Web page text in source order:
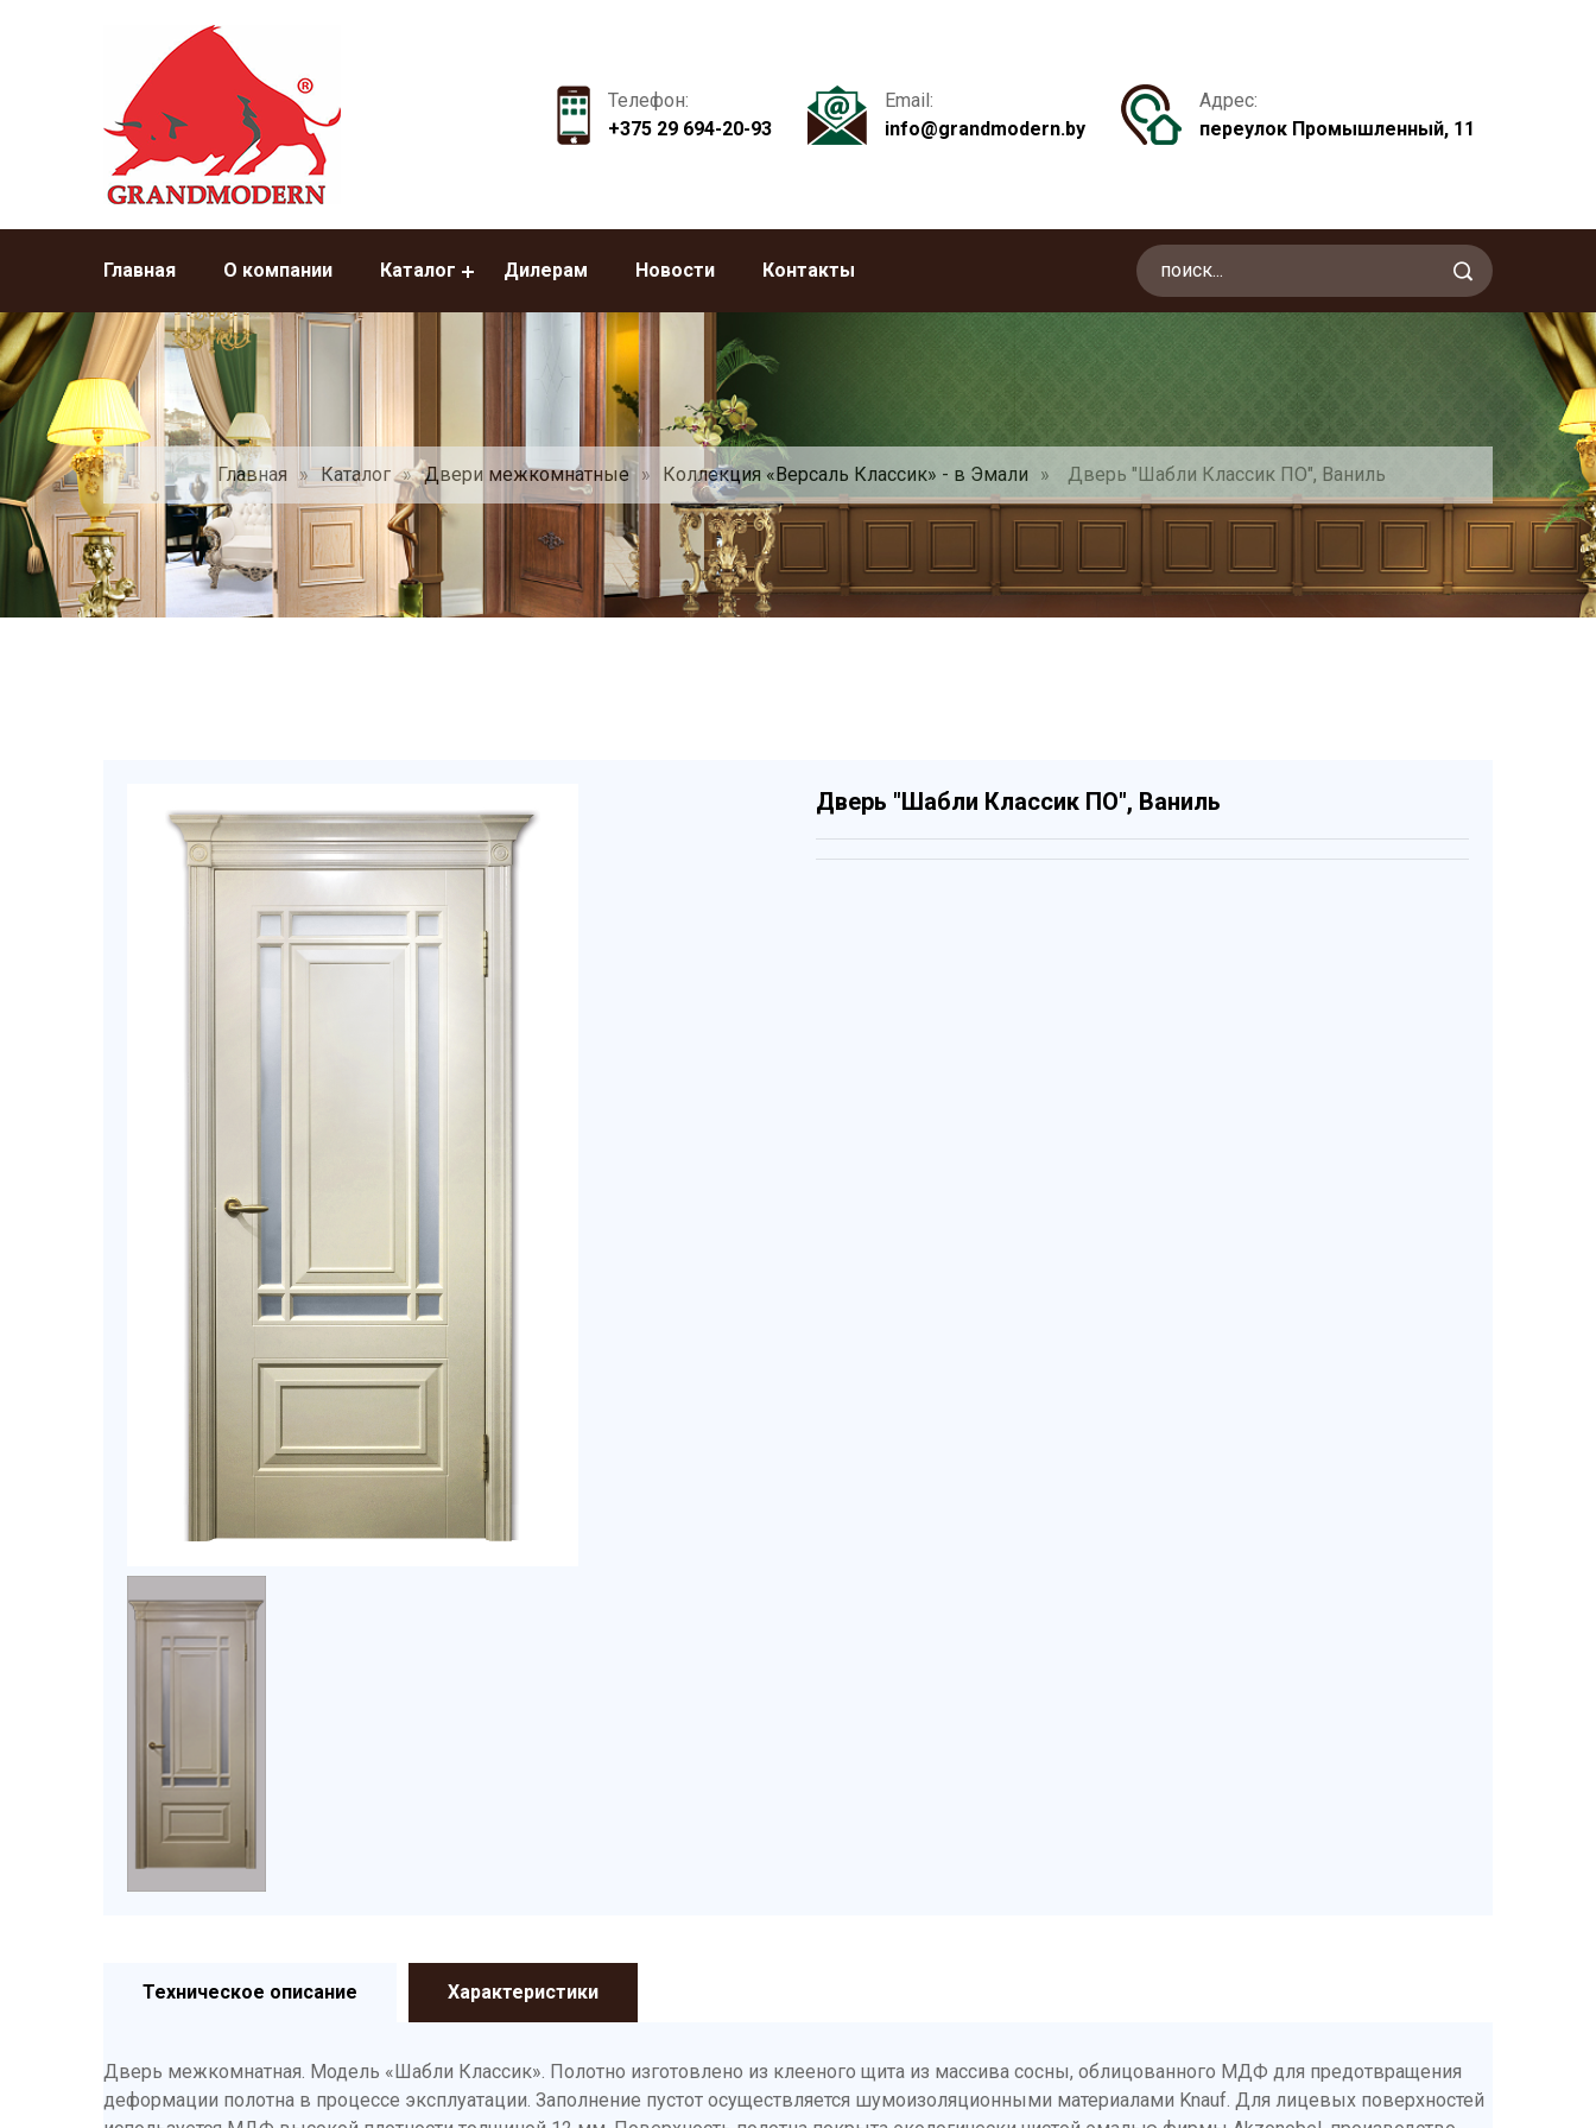
Телефон:
+375 29 694-20-93
Email:
info@grandmodern.by
Адрес:
переулок Промышленный, 11
Главная О компании Каталог Дилерам Новости Контакты
Главная » Каталог » Двери межкомнатные » Коллекция «Версаль Классик» - в Эмали » Дверь "Шабли Классик ПО", Ваниль
Дверь "Шабли Классик ПО", Ваниль
Техническое описание Характеристики
Дверь межкомнатная. Модель «Шабли Классик». Полотно изготовлено из клееного щита из массива сосны, облицованного МДФ для предотвращения
деформации полотна в процессе эксплуатации. Заполнение пустот осуществляется шумоизоляционными материалами Knauf. Для лицевых поверхностей